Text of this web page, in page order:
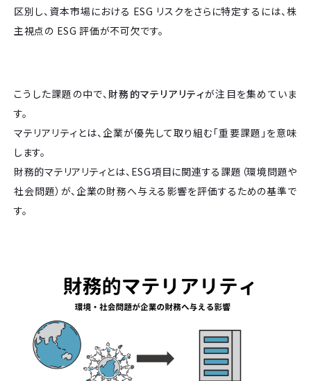
区別し、資本市場における ESG リスクをさらに特定するには、株
主視点の ESG 評価が不可欠です。
こうした課題の中で、 財務的マテリアリティが注目を集めていま
す。
マテリアリティとは、企業が優先して取り組む「重要課題」を意味
します。
財務的マテリアリティとは、ESG項目に関連する課題（環境問題や
社会問題）が、企業の財務へ与える影響を評価するための基準で
す。